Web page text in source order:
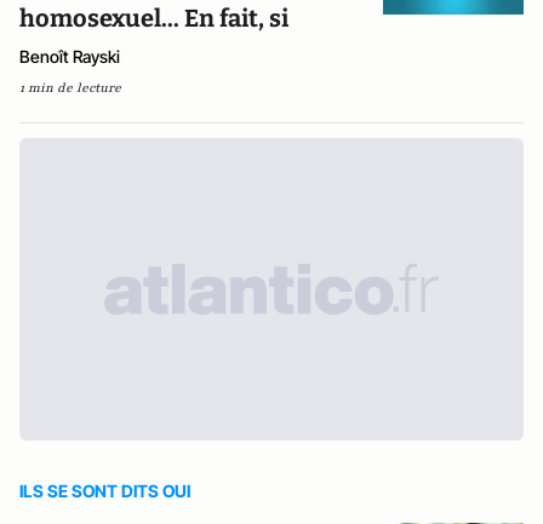
homosexuel... En fait, si
Benoît Rayski
1 min de lecture
ILS SE SONT DITS OUI